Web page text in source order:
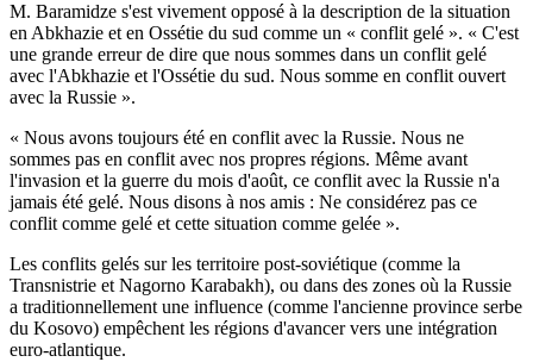
M. Baramidze s'est vivement opposé à la description de la situation
en Abkhazie et en Ossétie du sud comme un « conflit gelé ». « C'est
une grande erreur de dire que nous sommes dans un conflit gelé
avec l'Abkhazie et l'Ossétie du sud. Nous somme en conflit ouvert
avec la Russie ».
« Nous avons toujours été en conflit avec la Russie. Nous ne
sommes pas en conflit avec nos propres régions. Même avant
l'invasion et la guerre du mois d'août, ce conflit avec la Russie n'a
jamais été gelé. Nous disons à nos amis : Ne considérez pas ce
conflit comme gelé et cette situation comme gelée ».
Les conflits gelés sur les territoire post-soviétique (comme la
Transnistrie et Nagorno Karabakh), ou dans des zones où la Russie
a traditionnellement une influence (comme l'ancienne province serbe
du Kosovo) empêchent les régions d'avancer vers une intégration
euro-atlantique.